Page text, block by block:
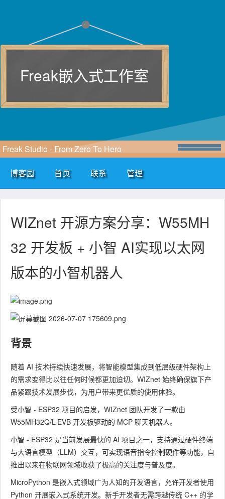
Freak嵌入式工作室
Freak Studio - From Zero To Hero
博客园 首页 联系 管理
WIZnet 开源方案分享：W55MH
32 开发板 + 小智 AI实现以太网
版本的小智机器人
背景
随着 AI 技术持续快速发展，将智能模型集成到低层级硬件架构上
的需求变得比以往任何时候都更加迫切。WIZnet 始终确保旗下产
品紧跟技术发展步伐，为用户带来更优质的使用体验。
受小智 - ESP32 项目的启发，WIZnet 团队开发了一款由
W55MH32Q/L-EVB 开发板驱动的 MCP 聊天机器人。
小智 - ESP32 是当前发展最快的 AI 项目之一，支持通过硬件终端
与大语言模型（LLM）交互，可实现语音指令控制硬件等功能，自
推出以来在物联网领域收获了极高的关注度与普及度。
MicroPython 是嵌入式领域广为人知的开发语言，允许开发者使用
Python 开展嵌入式系统开发。新手开发者无需跨越传统 C++ 的学